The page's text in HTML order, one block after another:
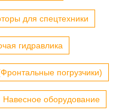
для спецтехники
гидравлика
погрузчики)
Навесное оборудование